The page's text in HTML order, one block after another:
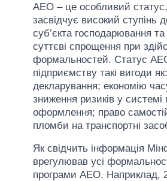
АЕО – це особливий
засвідчує високий ступінь
суб’єкта господарювання
суттєві спрощення при
формальностей. Статус
підприємству такі вигоди
декларування; економію
зниження ризиків у системі
оформлення; право
пломби на транспортні
Як свідчить інформація
врегулював усі
програми АЕО. Наприклад,